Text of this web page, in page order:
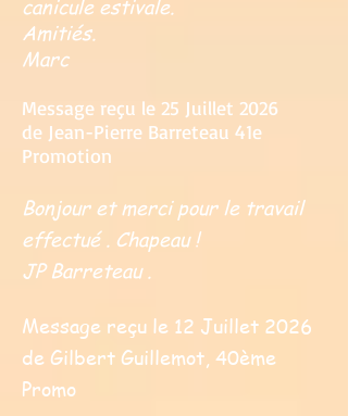
canicule estivale.
Amitiés.
Marc
Message reçu le 25 Juillet 2026
de Jean-Pierre Barreteau 41e
Promotion
Bonjour et merci pour le travail
effectué . Chapeau !
JP Barreteau .
Message reçu le 12 Juillet 2026
de Gilbert Guillemot, 40ème
Promo